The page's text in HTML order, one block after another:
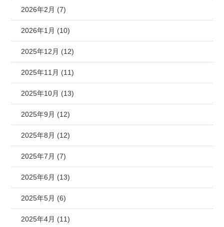
2026年2月 (7)
2026年1月 (10)
2025年12月 (12)
2025年11月 (11)
2025年10月 (13)
2025年9月 (12)
2025年8月 (12)
2025年7月 (7)
2025年6月 (13)
2025年5月 (6)
2025年4月 (11)